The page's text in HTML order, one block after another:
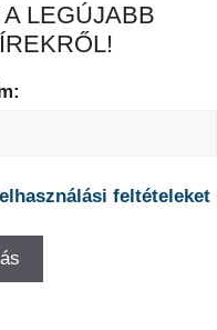
LEGÚJABB
feltételeket